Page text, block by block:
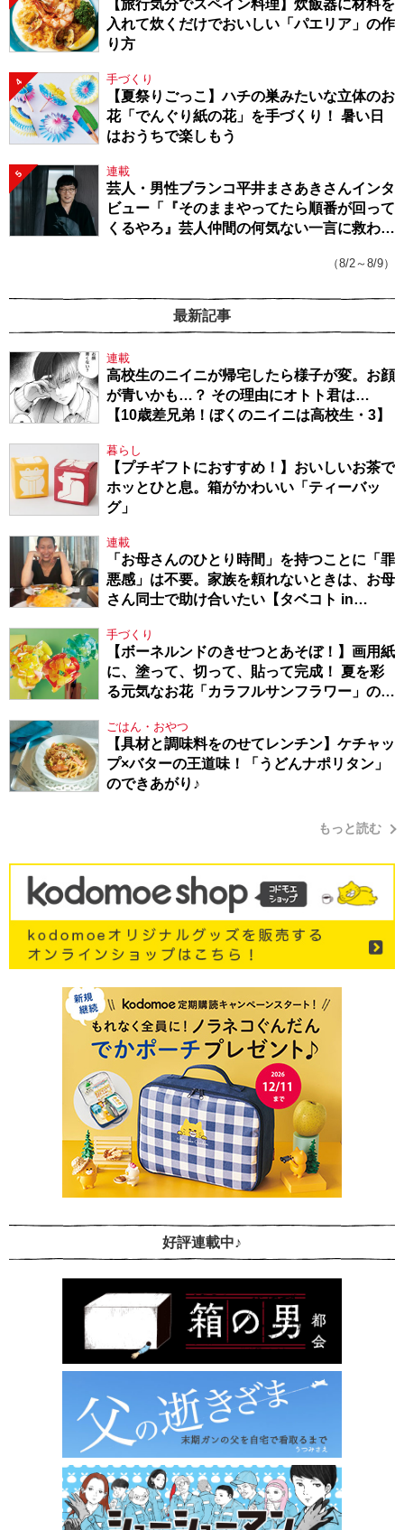
【旅行気分でスペイン料理】炊飯器に材料を
入れて炊くだけでおいしい「パエリア」の作
り方
4 手づくり
【夏祭りごっこ】ハチの巣みたいな立体のお
花「でんぐり紙の花」を手づくり！ 暑い日
はおうちで楽しもう
5 連載
芸人・男性ブランコ平井まさあきさんインタ
ビュー「『そのままやってたら順番が回って
くるやろ』芸人仲間の何気ない一言に救われ
（8/2～8/9）
最新記事
連載
高校生のニイニが帰宅したら様子が変。お顔
が青いかも…？ その理由にオトト君は…
【10歳差兄弟！ぼくのニイニは高校生・3】
暮らし
【プチギフトにおすすめ！】おいしいお茶で
ホッとひと息。箱がかわいい「ティーバッ
グ」
連載
「お母さんのひとり時間」を持つことに「罪
悪感」は不要。家族を頼れないときは、お母
さん同士で助け合いたい【タベコト in
手づくり
【ボーネルンドのきせつとあそぼ！】画用紙
に、塗って、切って、貼って完成！ 夏を彩
る元気なお花「カラフルサンフラワー」の作
ごはん・おやつ
【具材と調味料をのせてレンチン】ケチャッ
プ×バターの王道味！「うどんナポリタン」
のできあがり♪
もっと読む
好評連載中♪